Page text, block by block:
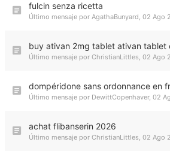
fulcin senza ricetta
Último mensaje por AgathaBunyard, 02 Ago
buy ativan 2mg tablet ativan tablet
Último mensaje por ChristianLittles, 02 Ago
dompéridone sans ordonnance en
Último mensaje por DewittCopenhaver, 02
achat flibanserin 2026
Último mensaje por ChristianLittles, 02 Ago